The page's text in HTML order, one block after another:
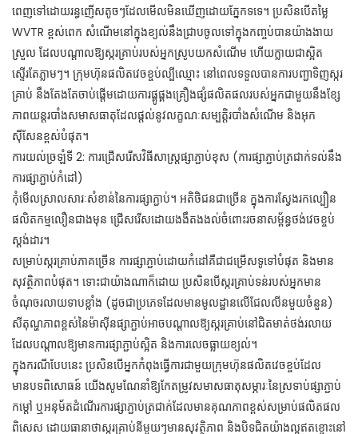
ពេញទៅដោយរន្ធញើសតូចៗដែលមើលមិនឃើញដោយភ្នែកទទេ។ ប្រសិនបើតម្លៃ
WVTR ខ្ពស់ពេក សំណើមនៅក្នុងខ្យល់នឹងជ្រាបចូលទៅក្នុងកញ្ចប់បានយ៉ាងងាយ
ស្រួល ដែលបណ្តាលឱ្យស្ករគ្រាប់របស់អ្នកស្រូបយកសំណើម ហើយក្លាយជាស្អិត
ស្ទើរតែភ្លាមៗ។ ក្រុមហ៊ុនផលិតវេចខ្ចប់ល្បីឈ្មោះ នៅពេលទទួលបានការបញ្ជាទិញស្ករ
គ្រាប់ នឹងតែងតែចាប់ផ្តើមដោយការផ្គូផ្គងគ្រឿងផ្សំផលិតផលរបស់អ្នកជាមួយនឹងខ្សែ
ភាពយន្តរបាំងសមាសធាតុដែលផ្តល់នូវលក្ខណៈសម្បត្តិរបាំងសំណើម និងអុក
ស៊ីសែនខ្ពស់បំផុត។
ការយល់ច្រឡំទី 2: ការជ្រើសរើសវិធីសាស្ត្រផ្សាភ្ជាប់ខុស (ការផ្សាភ្ជាប់ត្រជាក់ទល់នឹង
ការផ្សាភ្ជាប់កំដៅ)
កុំមើលស្រាលសារៈសំខាន់នៃការផ្សាភ្ជាប់។ អតិថិជនជាច្រើន ក្នុងការស្វែងរកល្បឿន
ផលិតកម្មលឿនជាងមុន ជ្រើសរើសដោយងងឹតងងល់ចំពោះរចនាសម្ព័ន្ធថង់វេចខ្ចប់
ស្តង់ដារ។
សម្រាប់ស្ករគ្រាប់ភាគច្រើន ការផ្សាភ្ជាប់ដោយកំដៅគឺជាជម្រើសទូទៅបំផុត និងមាន
សុវត្ថិភាពបំផុត។ ទោះជាយ៉ាងណាក៏ដោយ ប្រសិនបើស្ករគ្រាប់ទន់របស់អ្នកមាន
ចំណុចរលាយទាបខ្លាំង (ដូចជាប្រភេទដែលមានមូលដ្ឋានលើជែលលីនមួយចំនួន)
សីតុណ្ហភាពខ្ពស់នៃម៉ាស៊ីនផ្សាភ្ជាប់អាចបណ្តាលឱ្យស្ករគ្រាប់នៅជិតមាត់ថង់រលាយ
ដែលបណ្តាលឱ្យមានការផ្សាភ្ជាប់ស្អិត និងការលេចធ្លាយខ្យល់។
ក្នុងករណីបែបនេះ ប្រសិនបើអ្នកកំពុងធ្វើការជាមួយក្រុមហ៊ុនផលិតវេចខ្ចប់ដែល
មានបទពិសោធន៍ យើងសូមណែនាំឱ្យកែតម្រូវសមាសធាតុសម្ភារៈនៃស្រទាប់ផ្សាភ្ជាប់
កម្ដៅ ឬអនុម័តដំណើរការផ្សាភ្ជាប់ត្រជាក់ដែលមានគុណភាពខ្ពស់សម្រាប់ផលិតផល
ពិសេស ដោយធានាថាស្ករគ្រាប់នីមួយៗមានសុវត្ថិភាព និងបិទជិតយ៉ាងល្អឥតខ្ចោះនៅ